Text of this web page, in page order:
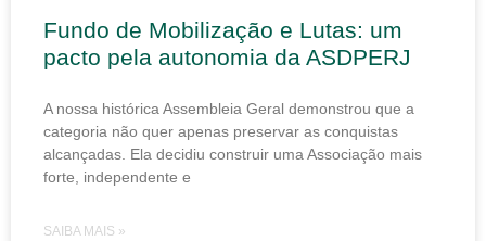
Fundo de Mobilização e Lutas: um
pacto pela autonomia da ASDPERJ
A nossa histórica Assembleia Geral demonstrou que a
categoria não quer apenas preservar as conquistas
alcançadas. Ela decidiu construir uma Associação mais
forte, independente e
SAIBA MAIS »